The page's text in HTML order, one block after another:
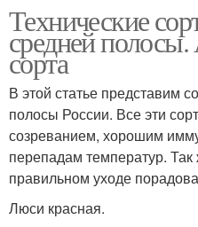
Технические
средней
сорта
В этой статье представим
полосы России. Все эти
созреванием, хорошим
перепадам температур.
правильном уходе
Люси красная.